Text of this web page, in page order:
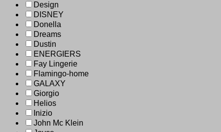
Design
DISNEY
Donella
Dreams
Dustin
ENERGIERS
Fay Lingerie
Flamingo-home
GALAXY
Giorgio
Helios
Inizio
John Mc Klein